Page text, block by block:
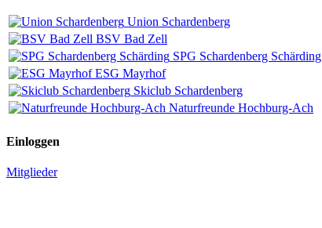
Union Schardenberg
BSV Bad Zell
SPG Schardenberg Schärding
ESG Mayrhof
Skiclub Schardenberg
Naturfreunde Hochburg-Ach
Einloggen
Mitglieder